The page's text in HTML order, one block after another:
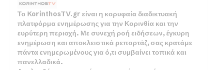
Το KorinthosTV.gr είναι η κορυφαία διαδικτυακή
πλατφόρμα ενημέρωσης για την Κορινθία και την
ευρύτερη περιοχή. Με συνεχή ροή ειδήσεων, έγκυρη
ενημέρωση και αποκλειστικά ρεπορτάζ, σας κρατάμε
πάντα ενημερωμένους για ό,τι συμβαίνει τοπικά και
πανελλαδικά.